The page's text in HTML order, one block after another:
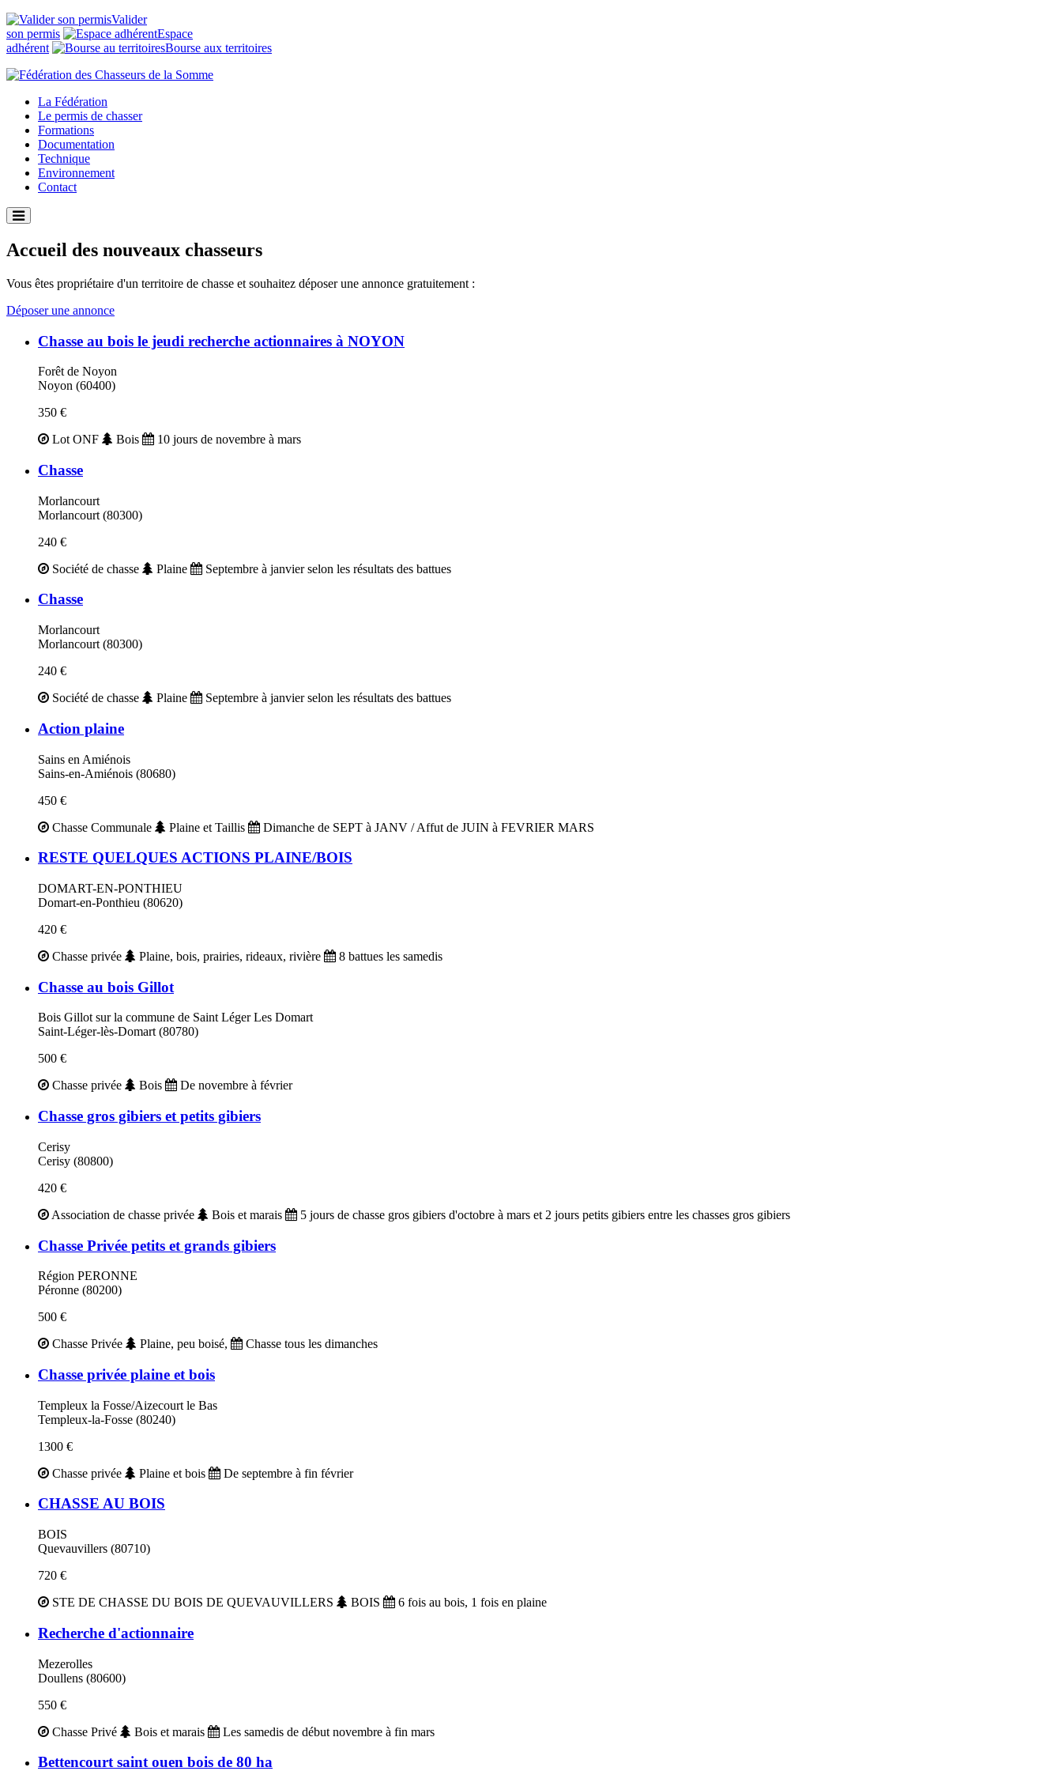
Valider
son permis
Espace
adhérent
Bourse aux territoires
La Fédération
Le permis de chasser
Formations
Documentation
Technique
Environnement
Contact
Accueil des nouveaux chasseurs
Vous êtes propriétaire d'un territoire de chasse et souhaitez déposer une annonce gratuitement :
Déposer une annonce
Chasse au bois le jeudi recherche actionnaires à NOYON
Forêt de Noyon
Noyon (60400)
350 €
Lot ONF
Bois 10 jours de novembre à mars
Chasse
Morlancourt
Morlancourt (80300)
240 €
Société de chasse
Plaine Septembre à janvier selon les résultats des battues
Chasse
Morlancourt
Morlancourt (80300)
240 €
Société de chasse
Plaine Septembre à janvier selon les résultats des battues
Action plaine
Sains en Amiénois
Sains-en-Amiénois (80680)
450 €
Chasse Communale
Plaine et Taillis Dimanche de SEPT à JANV / Affut de JUIN à FEVRIER MARS
RESTE QUELQUES ACTIONS PLAINE/BOIS
DOMART-EN-PONTHIEU
Domart-en-Ponthieu (80620)
420 €
Chasse privée
Plaine, bois, prairies, rideaux, rivière 8 battues les samedis
Chasse au bois Gillot
Bois Gillot sur la commune de Saint Léger Les Domart
Saint-Léger-lès-Domart (80780)
500 €
Chasse privée
Bois De novembre à février
Chasse gros gibiers et petits gibiers
Cerisy
Cerisy (80800)
420 €
Association de chasse privée
Bois et marais 5 jours de chasse gros gibiers d'octobre à mars et 2 jours petits gibiers entre les chasses gros gibiers
Chasse Privée petits et grands gibiers
Région PERONNE
Péronne (80200)
500 €
Chasse Privée
Plaine, peu boisé, Chasse tous les dimanches
Chasse privée plaine et bois
Templeux la Fosse/Aizecourt le Bas
Templeux-la-Fosse (80240)
1300 €
Chasse privée
Plaine et bois De septembre à fin février
CHASSE AU BOIS
BOIS
Quevauvillers (80710)
720 €
STE DE CHASSE DU BOIS DE QUEVAUVILLERS
BOIS 6 fois au bois, 1 fois en plaine
Recherche d'actionnaire
Mezerolles
Doullens (80600)
550 €
Chasse Privé
Bois et marais Les samedis de début novembre à fin mars
Bettencourt saint ouen bois de 80 ha